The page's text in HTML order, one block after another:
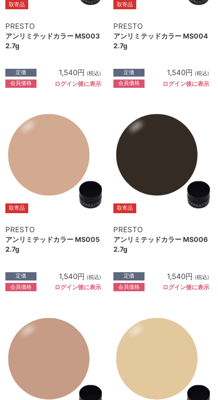
取寄品
PRESTO
アンリミテッドカラー MS003
2.7g
定価 1,540円 (税込)
会員価格 ログイン後に表示
取寄品
PRESTO
アンリミテッドカラー MS004
2.7g
定価 1,540円 (税込)
会員価格 ログイン後に表示
取寄品
PRESTO
アンリミテッドカラー MS005
2.7g
定価 1,540円 (税込)
会員価格 ログイン後に表示
取寄品
PRESTO
アンリミテッドカラー MS006
2.7g
定価 1,540円 (税込)
会員価格 ログイン後に表示